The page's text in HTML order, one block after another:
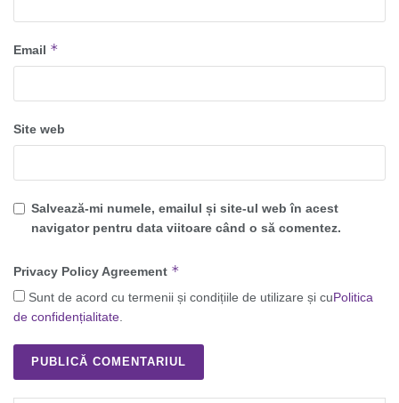
Email *
Site web
Salvează-mi numele, emailul și site-ul web în acest
navigator pentru data viitoare când o să comentez.
Privacy Policy Agreement *
Sunt de acord cu termenii și condițiile de utilizare și cuPolitica
de confidențialitate.